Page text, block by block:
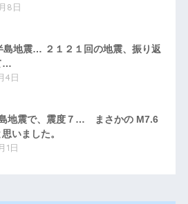
8日
島地震… ２１２１回の地震、振り返
…
4日
地震で、震度７… まさかの M7.6
いました。
1日